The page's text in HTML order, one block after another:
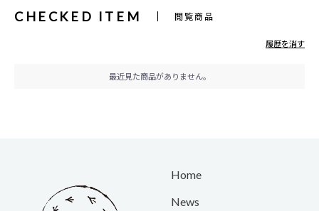
CHECKED ITEM 閲覧商品
履歴を消す
最近見た商品がありません。
Home
News